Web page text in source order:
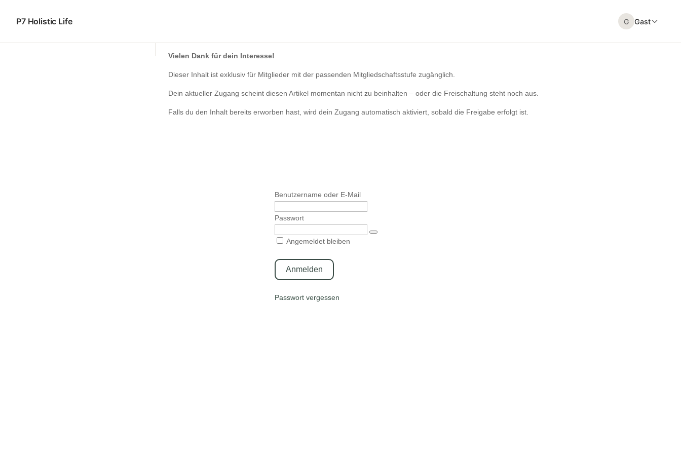
P7 Holistic Life G Gast
Vielen Dank für dein Interesse!
Dieser Inhalt ist exklusiv für Mitglieder mit der passenden Mitgliedschaftsstufe zugänglich.
Dein aktueller Zugang scheint diesen Artikel momentan nicht zu beinhalten – oder die Freischaltung steht noch aus.
Falls du den Inhalt bereits erworben hast, wird dein Zugang automatisch aktiviert, sobald die Freigabe erfolgt ist.
Benutzername oder E-Mail
Passwort
Angemeldet bleiben
Passwort vergessen